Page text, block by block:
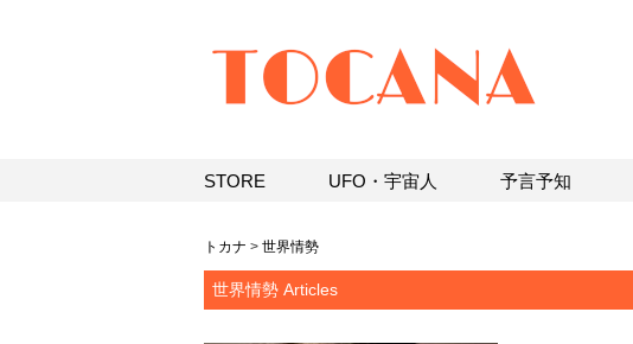
トカナ > 世界情勢
世界情勢 Articles
STORE UFO・宇宙人 予言予知